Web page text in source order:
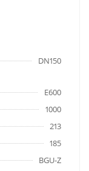
DN150
E600
1000
213
185
BGU-Z